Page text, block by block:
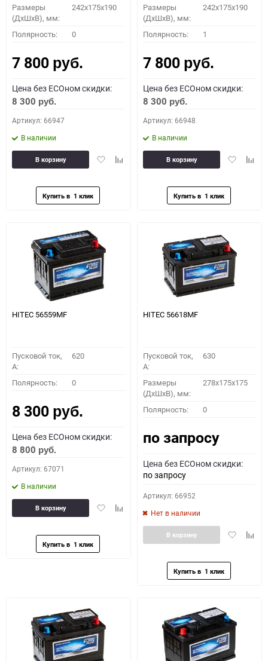
Размеры
(ДхШхВ), мм:
242x175x190
Полярность: 0
7 800 руб.
Цена без ECOном скидки:
8 300 руб.
Артикул: 66947
В наличии
ДобавитьДобавить
В корзину
Размеры
(ДхШхВ), мм:
242x175x190
Полярность: 1
7 800 руб.
Цена без ECOном скидки:
8 300 руб.
Артикул: 66948
В наличии
Добавить
В корзину
HITEC 56559MF
Пусковой ток,
A:
620
Полярность: 0
8 300 руб.
Цена без ECOном скидки:
8 800 руб.
Артикул: 67071
В наличии
ДобавитьДобавить
сравнению
В корзину
HITEC 56618MF
Пусковой ток,
A:
630
Размеры
(ДхШхВ), мм:
278x175x175
Полярность: 0
по запросу
Цена без ECOном скидки:
по запросу
Артикул: 66952
Нет в наличии
Добавить
В корзину